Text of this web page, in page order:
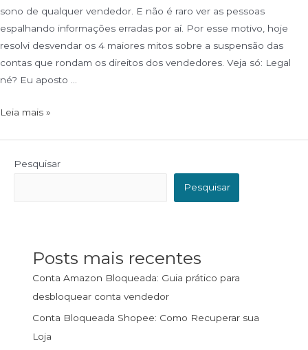
sono de qualquer vendedor. E não é raro ver as pessoas
espalhando informações erradas por aí. Por esse motivo, hoje
resolvi desvendar os 4 maiores mitos sobre a suspensão das
contas que rondam os direitos dos vendedores. Veja só: Legal
né? Eu aposto …
Leia mais »
Pesquisar
Pesquisar
Posts mais recentes
Conta Amazon Bloqueada: Guia prático para
desbloquear conta vendedor
Conta Bloqueada Shopee: Como Recuperar sua
Loja